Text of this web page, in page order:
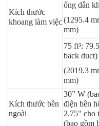
Kích thước
khoang làm việc
ống dẫn
(1295.4
mm)
75 ft³:
back
(2019.3
mm)
Kích thước bên
ngoài
30” W
điện bên
2.75" cho
(bao gồm